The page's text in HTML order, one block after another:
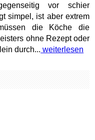
vor schier
simpel, ist aber extrem
die Köche die
ohne Rezept oder
durch... weiterlesen